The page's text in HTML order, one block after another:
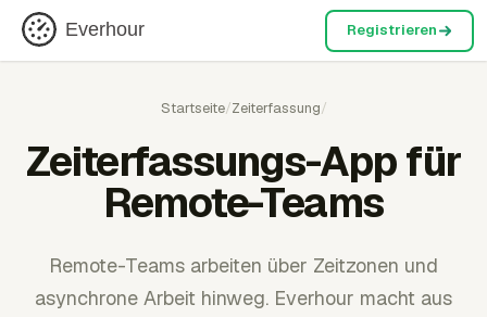
Everhour Registrieren
Startseite/Zeiterfassung/
Zeiterfassungs-App für
Remote-Teams
Remote-Teams arbeiten über Zeitzonen und
asynchrone Arbeit hinweg. Everhour macht aus